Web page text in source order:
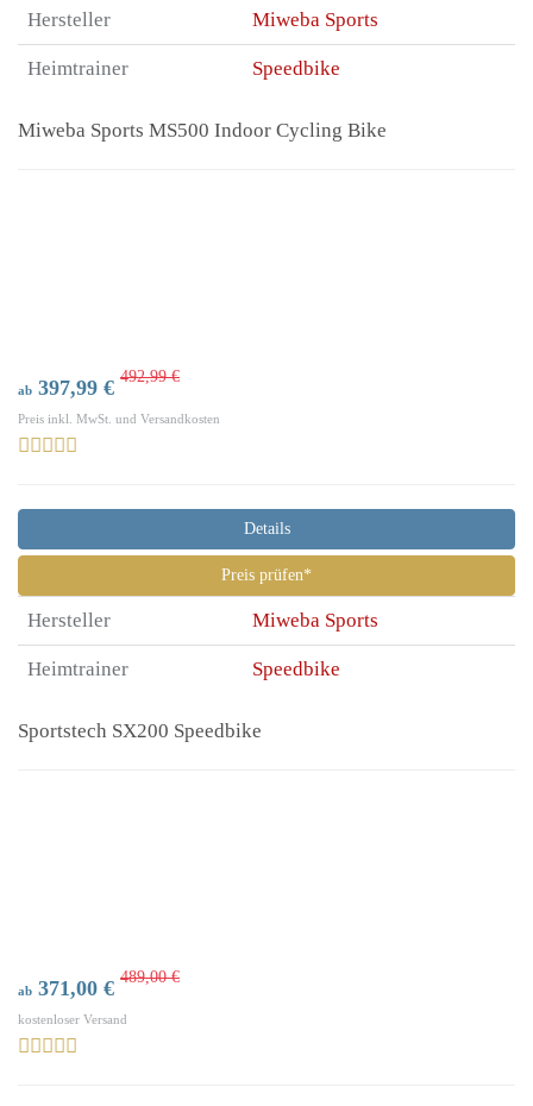
Hersteller Miweba Sports
Heimtrainer Speedbike
Miweba Sports MS500 Indoor Cycling Bike
ab 397,99 € 492,99 €
Preis inkl. MwSt. und Versandkosten
Details
Preis prüfen*
Hersteller Miweba Sports
Heimtrainer Speedbike
Sportstech SX200 Speedbike
ab 371,00 € 489,00 €
kostenloser Versand